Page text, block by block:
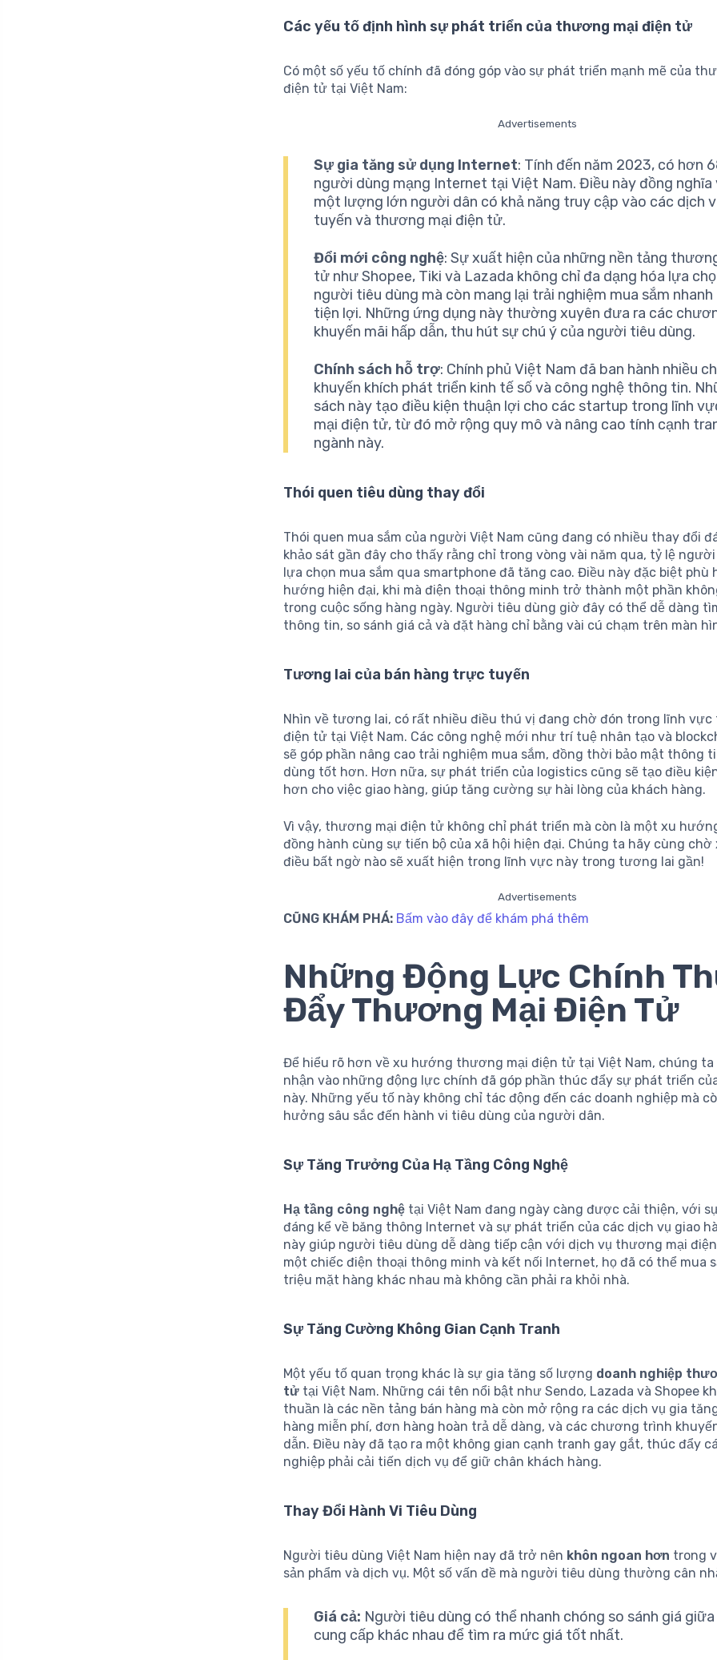
Các yếu tố định hình sự phát triển của thương mại điện tử
Có một số yếu tố chính đã đóng góp vào sự phát triển mạnh mẽ của
điện tử tại Việt Nam:
Advertisements
Sự gia tăng sử dụng Internet: Tính đến năm 2023, có hơn
người dùng mạng Internet tại Việt Nam. Điều này đồng
một lượng lớn người dân có khả năng truy cập vào các dịch
tuyến và thương mại điện tử.
Đổi mới công nghệ: Sự xuất hiện của những nền tảng
tử như Shopee, Tiki và Lazada không chỉ đa dạng hóa lựa
người tiêu dùng mà còn mang lại trải nghiệm mua sắm
tiện lợi. Những ứng dụng này thường xuyên đưa ra các
khuyến mãi hấp dẫn, thu hút sự chú ý của người tiêu dùng.
Chính sách hỗ trợ: Chính phủ Việt Nam đã ban hành nhiều
khuyến khích phát triển kinh tế số và công nghệ thông tin.
sách này tạo điều kiện thuận lợi cho các startup trong lĩnh
mại điện tử, từ đó mở rộng quy mô và nâng cao tính cạnh
ngành này.
Thói quen tiêu dùng thay đổi
Thói quen mua sắm của người Việt Nam cũng đang có nhiều thay đổi
khảo sát gần đây cho thấy rằng chỉ trong vòng vài năm qua, tỷ lệ
lựa chọn mua sắm qua smartphone đã tăng cao. Điều này đặc biệt phù
hướng hiện đại, khi mà điện thoại thông minh trở thành một phần
trong cuộc sống hàng ngày. Người tiêu dùng giờ đây có thể dễ dàng
thông tin, so sánh giá cả và đặt hàng chỉ bằng vài cú chạm trên màn
Tương lai của bán hàng trực tuyến
Nhìn về tương lai, có rất nhiều điều thú vị đang chờ đón trong lĩnh
điện tử tại Việt Nam. Các công nghệ mới như trí tuệ nhân tạo và
sẽ góp phần nâng cao trải nghiệm mua sắm, đồng thời bảo mật thông
dùng tốt hơn. Hơn nữa, sự phát triển của logistics cũng sẽ tạo điều
hơn cho việc giao hàng, giúp tăng cường sự hài lòng của khách hàng.
Vì vậy, thương mại điện tử không chỉ phát triển mà còn là một xu
đồng hành cùng sự tiến bộ của xã hội hiện đại. Chúng ta hãy cùng
điều bất ngờ nào sẽ xuất hiện trong lĩnh vực này trong tương lai gần!
Advertisements
CŨNG KHÁM PHÁ: Bấm vào đây để khám phá thêm
Những Động Lực Chính
Đẩy Thương Mại Điện Tử
Để hiểu rõ hơn về xu hướng thương mại điện tử tại Việt Nam, chúng ta
nhận vào những động lực chính đã góp phần thúc đẩy sự phát triển
này. Những yếu tố này không chỉ tác động đến các doanh nghiệp mà
hưởng sâu sắc đến hành vi tiêu dùng của người dân.
Sự Tăng Trưởng Của Hạ Tầng Công Nghệ
Hạ tầng công nghệ tại Việt Nam đang ngày càng được cải thiện, với
đáng kể về băng thông Internet và sự phát triển của các dịch vụ giao
này giúp người tiêu dùng dễ dàng tiếp cận với dịch vụ thương mại
một chiếc điện thoại thông minh và kết nối Internet, họ đã có thể mua
triệu mặt hàng khác nhau mà không cần phải ra khỏi nhà.
Sự Tăng Cường Không Gian Cạnh Tranh
Một yếu tố quan trọng khác là sự gia tăng số lượng doanh nghiệp
tử tại Việt Nam. Những cái tên nổi bật như Sendo, Lazada và Shopee
thuần là các nền tảng bán hàng mà còn mở rộng ra các dịch vụ gia
hàng miễn phí, đơn hàng hoàn trả dễ dàng, và các chương trình
dẫn. Điều này đã tạo ra một không gian cạnh tranh gay gắt, thúc đẩy
nghiệp phải cải tiến dịch vụ để giữ chân khách hàng.
Thay Đổi Hành Vi Tiêu Dùng
Người tiêu dùng Việt Nam hiện nay đã trở nên khôn ngoan hơn trong
sản phẩm và dịch vụ. Một số vấn đề mà người tiêu dùng thường cân
Giá cả: Người tiêu dùng có thể nhanh chóng so sánh giá giữa
cung cấp khác nhau để tìm ra mức giá tốt nhất.